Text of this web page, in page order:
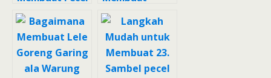
Lele Santan
Jawa Timur
Anti Gagal
Ayam Ungkep
ala Pecel Ayam
Anti Gagal